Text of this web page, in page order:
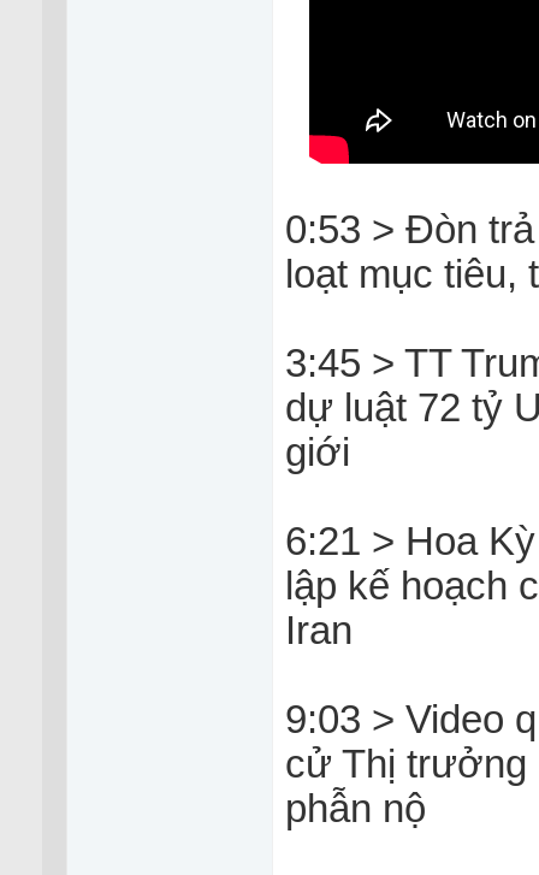
0:53 > Đòn
loạt mục
3:45 > TT
dự luật 72 tỷ
giới
6:21 > Hoa
lập kế hoạch
Iran
9:03 > Video
cử Thị trưởng
phẫn nộ